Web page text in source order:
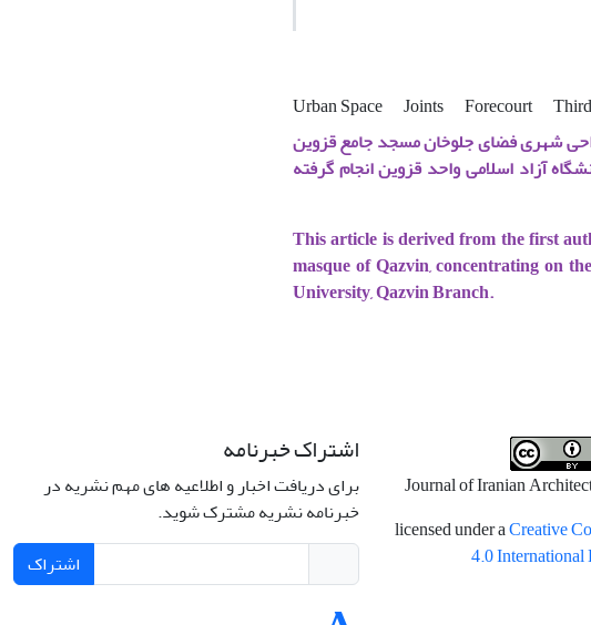
Urban Space Joints Forecourt
شهری فضای جلوخان مسجد جامع قزوین
آزاد اسلامی واحد قزوین انجام گرفته
This article is derived from the first
masque of Qazvin, concentrating on
University, Qazvin Branch.
Journal of Iranian
licensed under aCreative
4.0 International
اشتراک خبرنامه
برای دریافت اخبار و اطلاعیه های مهم نشریه در
خبرنامه نشریه مشترک شوید.
اشتراک